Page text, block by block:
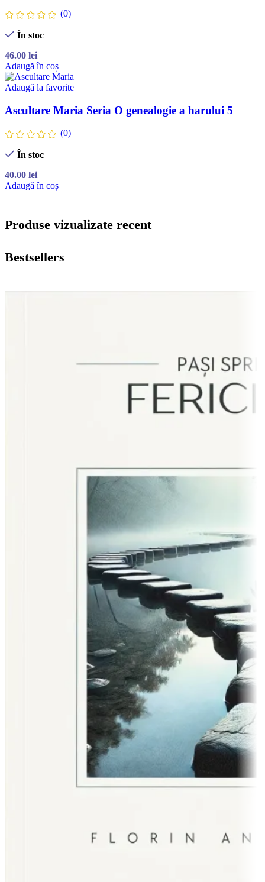
(0)
În stoc
46.00 lei
Adaugă în coș
Adaugă la favorite
Ascultare Maria Seria O genealogie a harului 5
(0)
În stoc
40.00 lei
Adaugă în coș
Produse vizualizate recent
Bestsellers